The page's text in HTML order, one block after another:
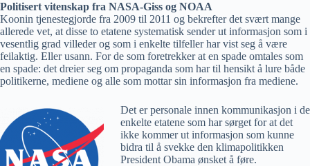
Politisert vitenskap fra NASA-Giss og NOAA
Koonin tjenestegjorde fra 2009 til 2011 og bekrefter det svært mange
allerede vet, at disse to etatene systematisk sender ut informasjon som i
vesentlig grad villeder og som i enkelte tilfeller har vist seg å være
feilaktig. Eller usann. For de som foretrekker at en spade omtales som
en spade: det dreier seg om propaganda som har til hensikt å lure både
politikerne, mediene og alle som mottar sin informasjon fra mediene.
Det er personale innen kommunikasjon i de
enkelte etatene som har sørget for at det
ikke kommer ut informasjon som kunne
bidra til å svekke den klimapolitikken
President Obama ønsket å føre.